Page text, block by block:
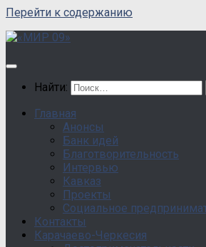
Перейти к содержанию
Найти:
Главная
Анонсы
Банк идей
Благотворительность
Интервью
Кавказ
Проекты
Социальное
Контакты
Карачаево-Черкесия